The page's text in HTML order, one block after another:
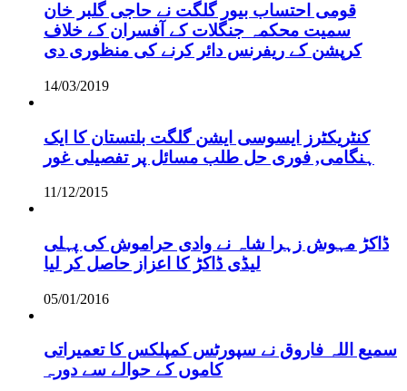
قومی احتساب بیور گلگت نے حاجی گلبر خان
سمیت محکمہ جنگلات کے آفسران کے خلاف
کرپشن کے ریفرنس دائر کرنے کی منظوری دی
14/03/2019
کنٹریکٹرز ایسوسی ایشن گلگت بلتستان کا ایک
ہنگامی, فوری حل طلب مسائل پر تفصیلی غور
11/12/2015
ڈاکڑ مہوش زہرا شاہ نے وادی حراموش کی پہلی
لیڈی ڈاکڑ کا اعزاز حاصل کر لیا
05/01/2016
سمیع اللہ فاروق نے سپورٹس کمپلکس کا تعمیراتی
کاموں کے حوالے سے دورہ